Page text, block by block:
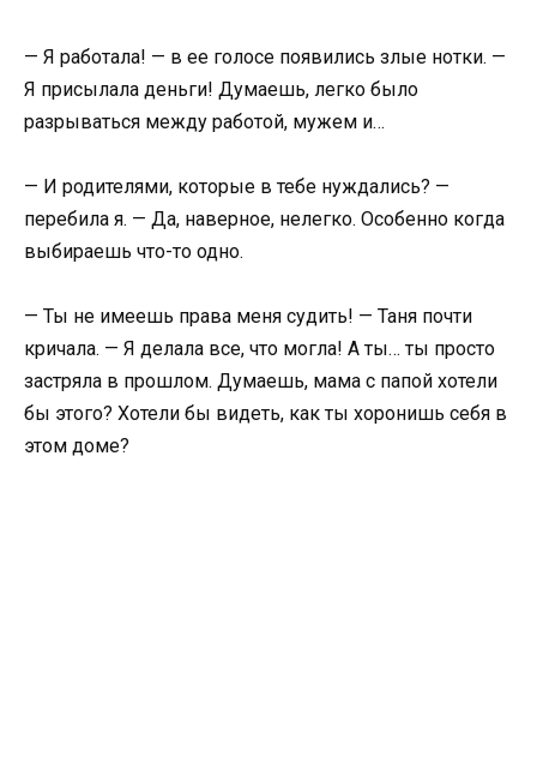
— Я работала! — в ее голосе появились злые нотки. —
Я присылала деньги! Думаешь, легко было
разрываться между работой, мужем и…
— И родителями, которые в тебе нуждались? —
перебила я. — Да, наверное, нелегко. Особенно когда
выбираешь что-то одно.
— Ты не имеешь права меня судить! — Таня почти
кричала. — Я делала все, что могла! А ты… ты просто
застряла в прошлом. Думаешь, мама с папой хотели
бы этого? Хотели бы видеть, как ты хоронишь себя в
этом доме?